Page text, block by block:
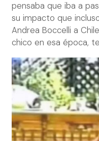
pensaba que iba a
su impacto que
Andrea Boccelli a
chico en esa época,